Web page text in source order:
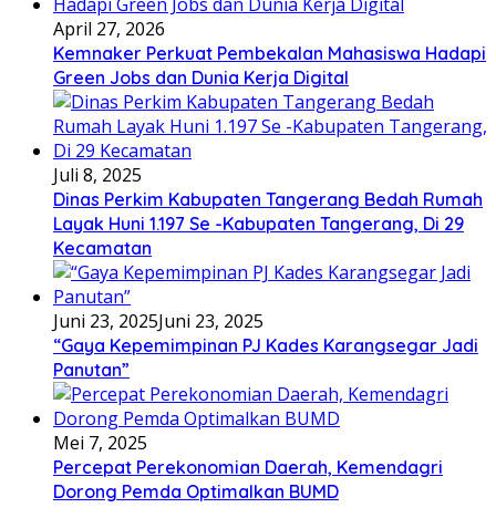
April 27, 2026
Kemnaker Perkuat Pembekalan Mahasiswa Hadapi
Green Jobs dan Dunia Kerja Digital
Juli 8, 2025
Dinas Perkim Kabupaten Tangerang Bedah Rumah
Layak Huni 1.197 Se -Kabupaten Tangerang, Di 29
Kecamatan
Juni 23, 2025Juni 23, 2025
“Gaya Kepemimpinan PJ Kades Karangsegar Jadi
Panutan”
Mei 7, 2025
Percepat Perekonomian Daerah, Kemendagri
Dorong Pemda Optimalkan BUMD